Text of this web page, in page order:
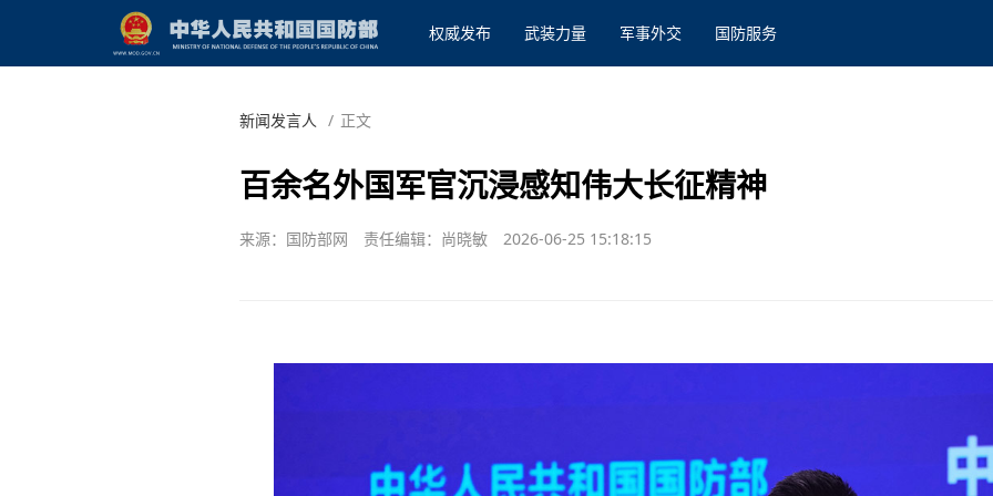
权威发布 武装力量 军事外交 国防服务
新闻发言人 / 正文
百余名外国军官沉浸感知伟大长征精神
来源：国防部网 责任编辑：尚晓敏 2026-06-25 15:18:15